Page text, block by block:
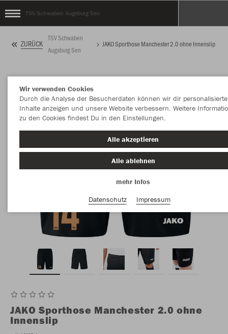
TSV Schwaben Augsburg Sen
ZURÜCK
TSV Schwaben
Augsburg Sen
JAKO Sporthose Manchester 2.0 ohne Innenslip
JAKO Sporthose Manchester 2.0 ohne
Innenslip
Wir verwenden Cookies
Durch die Analyse der Besucherdaten können wir dir personalisierte
Inhalte anzeigen und unsere Website verbessern. Weitere
zu den Cookies findest Du in den Einstellungen.
Alle akzeptieren
Alle ablehnen
mehr Infos
Datenschutz
Impressum